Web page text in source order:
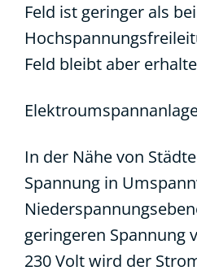
Feld ist geringer als bei
Feld bleibt aber
In der Nähe von
Spannung in
geringeren Spannung
230 Volt wird der